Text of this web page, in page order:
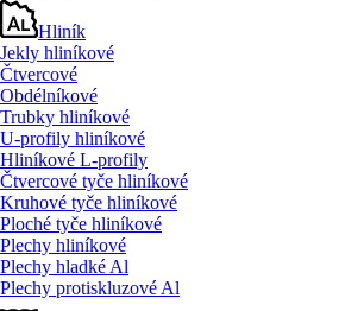
Hliník
Jekly hliníkové
Čtvercové
Obdélníkové
Trubky hliníkové
U-profily hliníkové
Hliníkové L-profily
Čtvercové tyče hliníkové
Kruhové tyče hliníkové
Ploché tyče hliníkové
Plechy hliníkové
Plechy hladké Al
Plechy protiskluzové Al